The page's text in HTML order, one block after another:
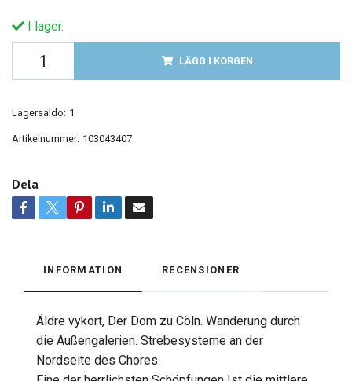
I lager.
LÄGG I KORGEN
Lagersaldo: 1
Artikelnummer: 103043407
Dela
INFORMATION RECENSIONER
Äldre vykort, Der Dom zu Cöln. Wanderung durch
die Außengalerien. Strebesysteme an der
Nordseite des Chores.